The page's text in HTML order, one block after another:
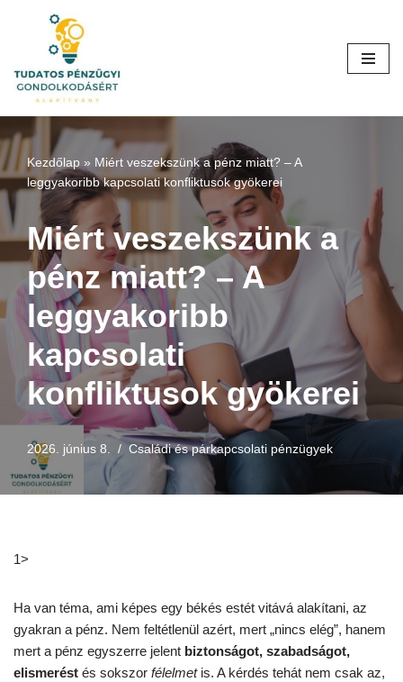
to
content
Kezdőlap » Miért veszekszünk a pénz miatt? – A
leggyakoribb kapcsolati konfliktusok gyökerei
Miért veszekszünk a
pénz miatt? – A
leggyakoribb
kapcsolati
konfliktusok gyökerei
2026. június 8. Családi és párkapcsolati pénzügyek
1>
Ha van téma, ami képes egy békés estét vitává alakítani, az
gyakran a pénz. Nem feltétlenül azért, mert „nincs elég”, hanem
mert a pénz egyszerre jelent biztonságot, szabadságot,
elismerést és sokszor félelmetis. A kérdés tehát nem csak az,